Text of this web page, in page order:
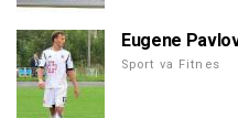
Eugene
Sport va Fitnes